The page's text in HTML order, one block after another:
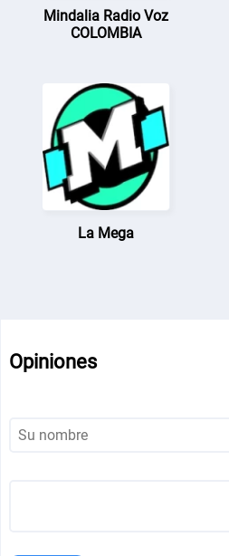
Mindalia Radio Voz
COLOMBIA
La Mega
Opiniones